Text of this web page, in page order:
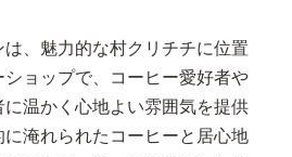
、魅力的な村クリチチに位置
ョップで、コーヒー愛好者や
温かく心地よい雰囲気を提供
淹れられたコーヒーと居心地